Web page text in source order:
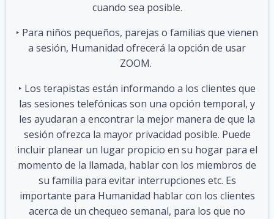
cuando sea posible.
‣ Para niños pequeños, parejas o familias que vienen
a sesión, Humanidad ofrecerá la opción de usar
ZOOM.
‣ Los terapistas están informando a los clientes que
las sesiones telefónicas son una opción temporal, y
les ayudaran a encontrar la mejor manera de que la
sesión ofrezca la mayor privacidad posible. Puede
incluir planear un lugar propicio en su hogar para el
momento de la llamada, hablar con los miembros de
su familia para evitar interrupciones etc. Es
importante para Humanidad hablar con los clientes
acerca de un chequeo semanal, para los que no